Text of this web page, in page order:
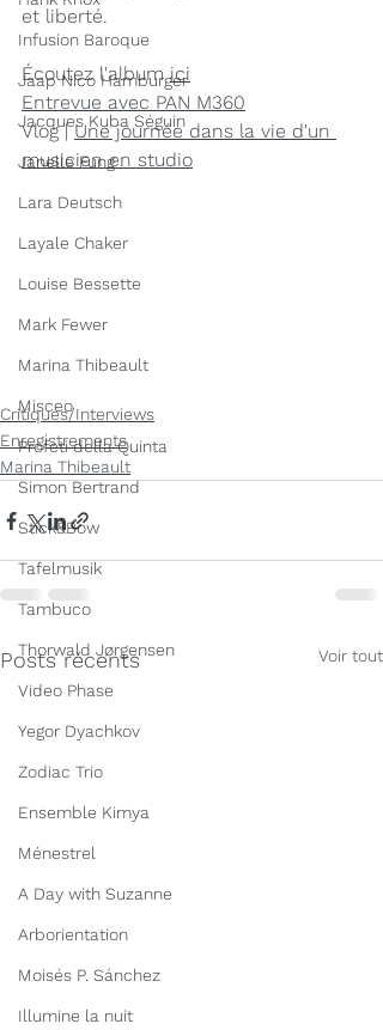
Infusion Baroque
Jaap Nico Hamburger
Jacques Kuba Séguin
Janelle Fung
Lara Deutsch
Layale Chaker
Louise Bessette
Mark Fewer
Marina Thibeault
Misceo
Profeti della Quinta
Simon Bertrand
Stick&Bow
Tafelmusik
Tambuco
Thorwald Jørgensen
Video Phase
Yegor Dyachkov
Zodiac Trio
Ensemble Kimya
Ménestrel
A Day with Suzanne
Arborientation
Moisés P. Sánchez
Illumine la nuit
et liberté.
Écoutez l'album ici
Entrevue avec PAN M360
Vlog | Une journée dans la vie d'un
musicien en studio
Critiques/Interviews
Enregistrements
Marina Thibeault
Posts récents Voir tout